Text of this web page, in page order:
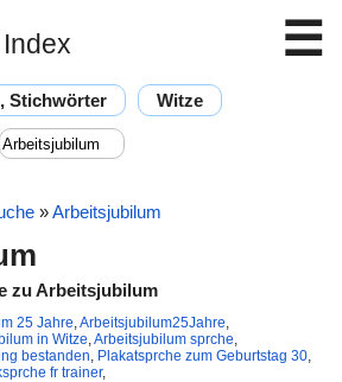
☰
Stichwörter Witze
»Arbeitsjubilum
zu Arbeitsjubilum
25 Jahre,Arbeitsjubilum25Jahre,
in Witze,Arbeitsjubilum sprche,
bestanden, Plakatsprche zum Geburtstag 30,
fr trainer,